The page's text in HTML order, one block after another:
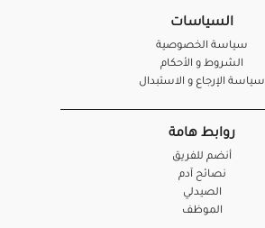
السياسات
سياسة الخصوصية
الشروط و الأحكام
سياسة الإرجاع و الاستبدال
روابط هامة
أنضم للفريق
نصائح آدم
الصيدلي
الموظف